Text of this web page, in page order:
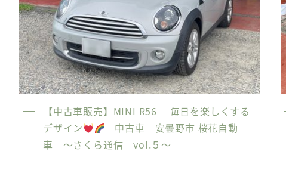
【中古車販売】MINI R56 毎日を楽しくする
デザイン
中古車 安曇野市 桜花自動
車 〜さくら通信 vol.５〜